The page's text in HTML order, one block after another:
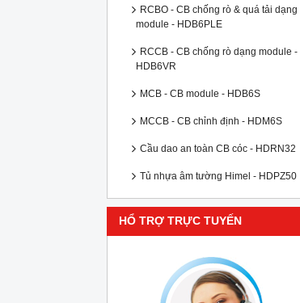
RCBO - CB chống rò & quá tải dạng
module - HDB6PLE
RCCB - CB chống rò dạng module -
HDB6VR
MCB - CB module - HDB6S
MCCB - CB chỉnh định - HDM6S
Cầu dao an toàn CB cóc - HDRN32
Tủ nhựa âm tường Himel - HDPZ50
HỔ TRỢ TRỰC TUYẾN